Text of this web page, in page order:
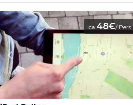
ca.48€/ Pers.